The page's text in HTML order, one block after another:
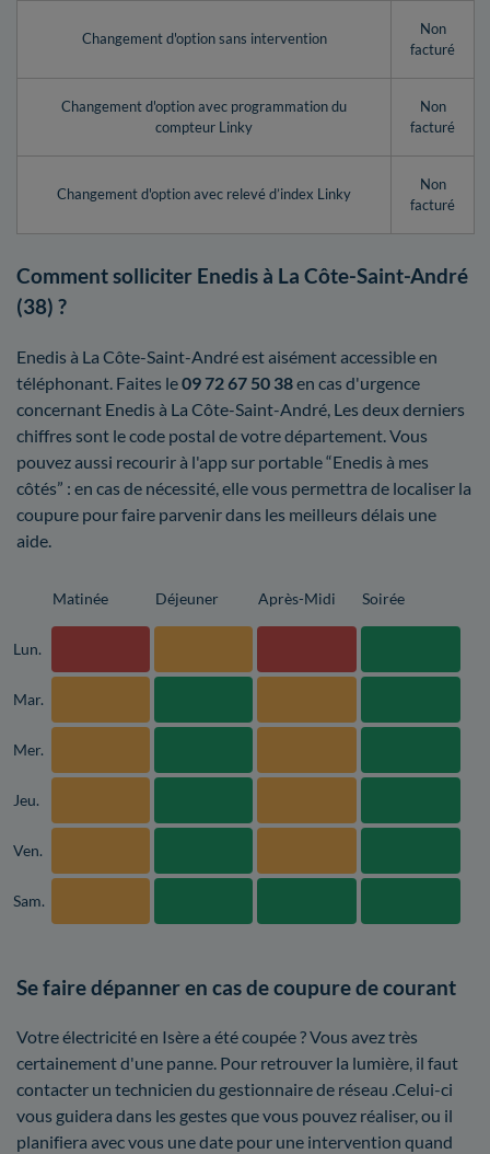
Changement d'option sans intervention
Non
facturé
Changement d'option avec programmation du
compteur Linky
Non
facturé
Changement d'option avec relevé d’index Linky
Non
facturé
Comment solliciter Enedis à La Côte-Saint-André
(38) ?
Enedis à La Côte-Saint-André est aisément accessible en
téléphonant. Faites le09 72 67 50 38en cas d'urgence
concernant Enedis à La Côte-Saint-André, Les deux derniers
chiffres sont le code postal de votre département. Vous
pouvez aussi recourir à l'app sur portable “Enedis à mes
côtés” : en cas de nécessité, elle vous permettra de localiser la
coupure pour faire parvenir dans les meilleurs délais une
aide.
Matinée Déjeuner Après-Midi Soirée
Lun.
Mar.
Mer.
Jeu.
Ven.
Sam.
Se faire dépanner en cas de coupure de courant
Votre électricité en Isère a été coupée ? Vous avez très
certainement d'une panne. Pour retrouver la lumière, il faut
contacter un technicien du gestionnaire de réseau .Celui-ci
vous guidera dans les gestes que vous pouvez réaliser, ou il
planifiera avec vous une date pour une intervention quand